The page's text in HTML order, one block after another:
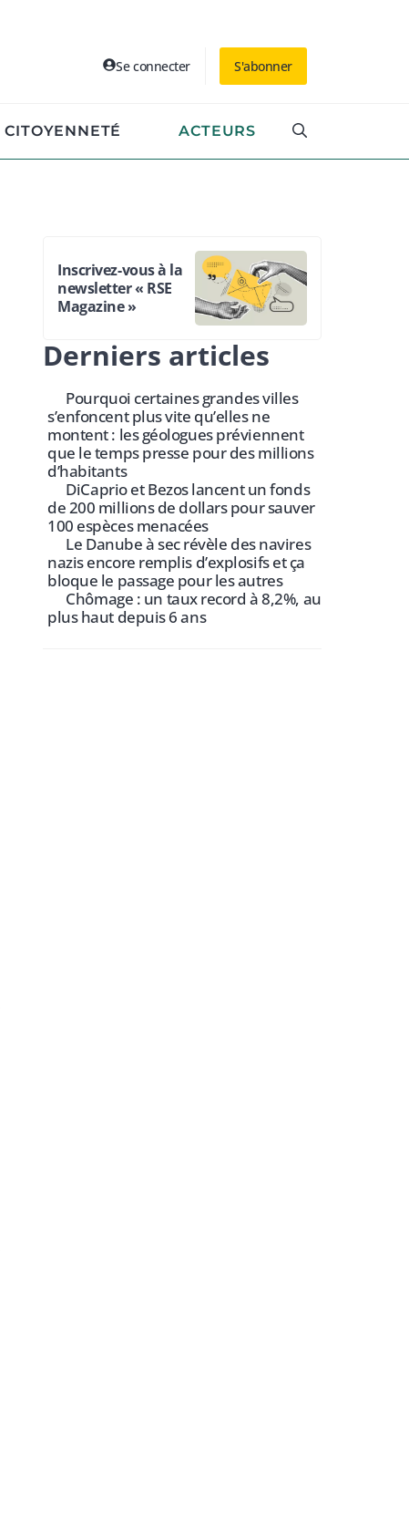
Se connecter S'abonner
CITOYENNETÉ ACTEURS
Inscrivez-vous à la
newsletter « RSE
Magazine »
Derniers articles
Pourquoi certaines grandes villes
s’enfoncent plus vite qu’elles ne
montent : les géologues préviennent
que le temps presse pour des millions
d’habitants
DiCaprio et Bezos lancent un fonds
de 200 millions de dollars pour sauver
100 espèces menacées
Le Danube à sec révèle des navires
nazis encore remplis d’explosifs et ça
bloque le passage pour les autres
Chômage : un taux record à 8,2%, au
plus haut depuis 6 ans